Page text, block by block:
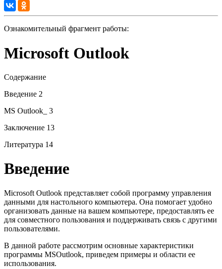
Ознакомительный фрагмент работы:
Microsoft Outlook
Содержание
Введение 2
MS Outlook_ 3
Заключение 13
Литература 14
Введение
Microsoft Outlook представляет собой программу управления
данными для настольного компьютера. Она помогает удобно
организовать данные на вашем компьютере, предоставлять ее
для совместного пользования и поддерживать связь с другими
пользователями.
В данной работе рассмотрим основные характеристики
программы MSOutlook, приведем примеры и области ее
использования.